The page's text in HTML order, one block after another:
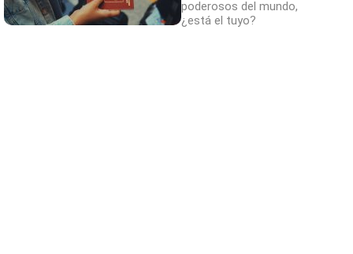
poderosos del mundo,
¿está el tuyo?